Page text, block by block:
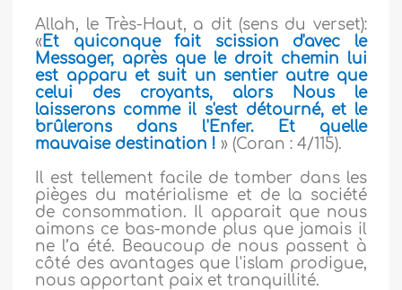
Allah, le Très-Haut, a dit (sens du verset):
«Et quiconque fait scission d'avec le
Messager, après que le droit chemin lui
est apparu et suit un sentier autre que
celui des croyants, alors Nous le
laisserons comme il s'est détourné, et le
brûlerons dans l'Enfer. Et quelle
mauvaise destination ! » (Coran : 4/115).
Il est tellement facile de tomber dans les
pièges du matérialisme et de la société
de consommation. Il apparait que nous
aimons ce bas-monde plus que jamais il
ne l’a été. Beaucoup de nous passent à
côté des avantages que l'islam prodigue,
nous apportant paix et tranquillité.